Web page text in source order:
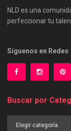
NLD es una
perfeccionar tu
Síguenos en Redes
Buscar por
Buscar